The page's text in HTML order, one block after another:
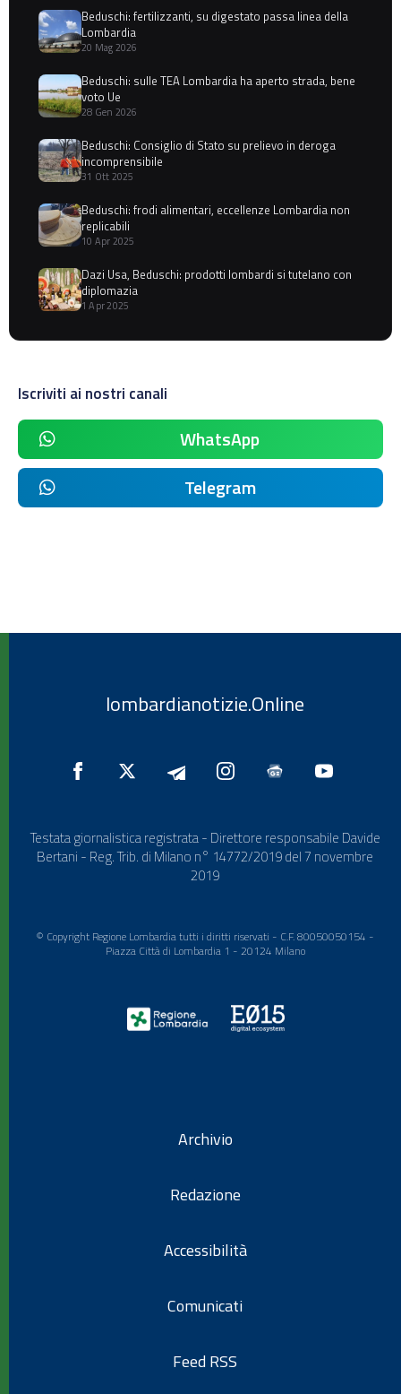
Beduschi: fertilizzanti, su digestato passa linea della
Lombardia
20 Mag 2026
Beduschi: sulle TEA Lombardia ha aperto strada, bene
voto Ue
28 Gen 2026
Beduschi: Consiglio di Stato su prelievo in deroga
incomprensibile
31 Ott 2025
Beduschi: frodi alimentari, eccellenze Lombardia non
replicabili
10 Apr 2025
Dazi Usa, Beduschi: prodotti lombardi si tutelano con
diplomazia
1 Apr 2025
Iscriviti ai nostri canali
WhatsApp
Telegram
lombardianotizie.Online
Testata giornalistica registrata - Direttore responsabile Davide
Bertani - Reg. Trib. di Milano n° 14772/2019 del 7 novembre
2019
© Copyright Regione Lombardia tutti i diritti riservati - C.F. 80050050154 -
Piazza Città di Lombardia 1 - 20124 Milano
Archivio
Redazione
Accessibilità
Comunicati
Feed RSS